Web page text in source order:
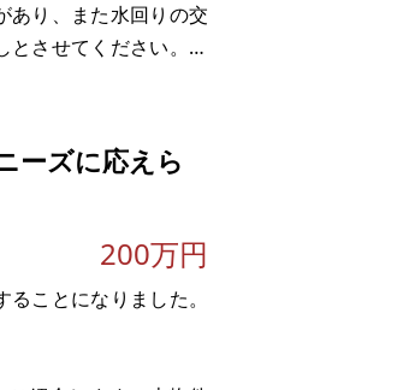
あり、また水回りの交
させてください。修
ーズに応えら
200万円
ことになりました。